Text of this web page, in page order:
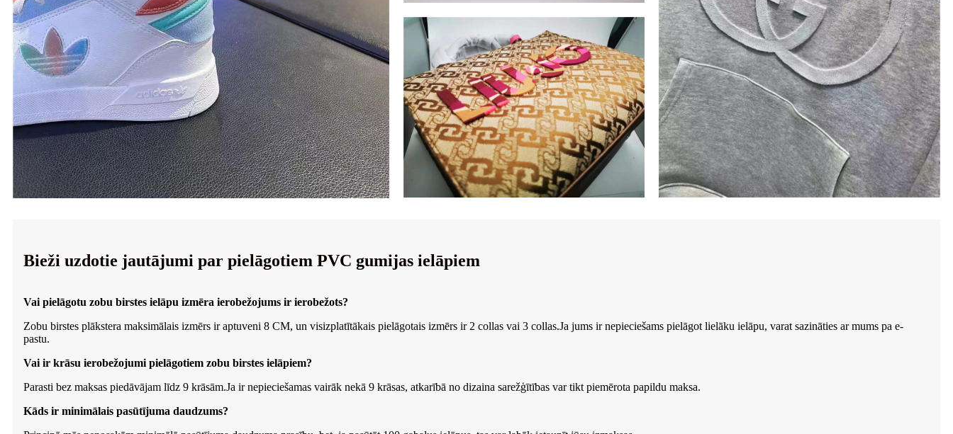
Bieži uzdotie jautājumi par pielāgotiem PVC gumijas ielāpiem
Vai pielāgotu zobu birstes ielāpu izmēra ierobežojums ir ierobežots?
Zobu birstes plākstera maksimālais izmērs ir aptuveni 8 CM, un visizplatītākais pielāgotais izmērs ir 2 collas vai 3 collas.Ja jums ir nepieciešams pielāgot lielāku ielāpu, varat sazināties ar mums pa e-
pastu.
Vai ir krāsu ierobežojumi pielāgotiem zobu birstes ielāpiem?
Parasti bez maksas piedāvājam līdz 9 krāsām.Ja ir nepieciešamas vairāk nekā 9 krāsas, atkarībā no dizaina sarežģītības var tikt piemērota papildu maksa.
Kāds ir minimālais pasūtījuma daudzums?